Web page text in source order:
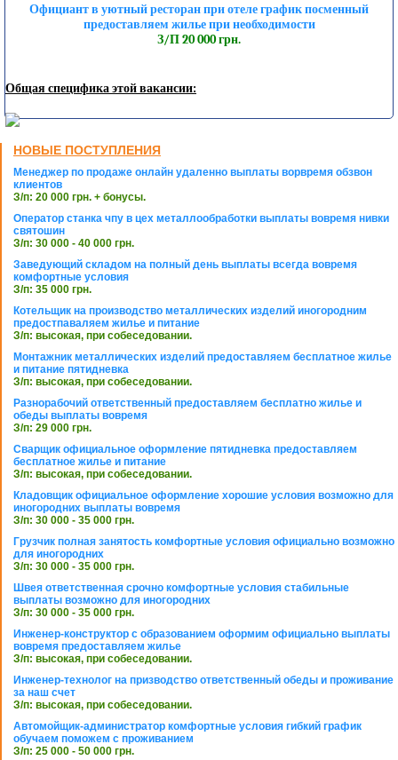
Официант в уютный ресторан при отеле график посменный
предоставляем жилье при необходимости
З/П 20 000 грн.
Общая специфика этой вакансии:
НОВЫЕ ПОСТУПЛЕНИЯ
Менеджер по продаже онлайн удаленно выплаты ворвремя обзвон
клиентов
З/п: 20 000 грн. + бонусы.
Оператор станка чпу в цех металлообработки выплаты вовремя нивки
святошин
З/п: 30 000 - 40 000 грн.
Заведующий складом на полный день выплаты всегда вовремя
комфортные условия
З/п: 35 000 грн.
Котельщик на производство металлических изделий иногородним
предостпаваляем жилье и питание
З/п: высокая, при собеседовании.
Монтажник металлических изделий предоставляем бесплатное жилье
и питание пятидневка
З/п: высокая, при собеседовании.
Разнорабочий ответственный предоставляем бесплатно жилье и
обеды выплаты вовремя
З/п: 29 000 грн.
Сварщик официальное оформление пятидневка предоставляем
бесплатное жилье и питание
З/п: высокая, при собеседовании.
Кладовщик официальное оформление хорошие условия возможно для
иногородних выплаты вовремя
З/п: 30 000 - 35 000 грн.
Грузчик полная занятость комфортные условия официально возможно
для иногородних
З/п: 30 000 - 35 000 грн.
Швея ответственная срочно комфортные условия стабильные
выплаты возможно для иногородних
З/п: 30 000 - 35 000 грн.
Инженер-конструктор с образованием оформим официально выплаты
вовремя предоставляем жилье
З/п: высокая, при собеседовании.
Инженер-технолог на призводство ответственный обеды и проживание
за наш счет
З/п: высокая, при собеседовании.
Автомойщик-администратор комфортные условия гибкий график
обучаем поможем с проживанием
З/п: 25 000 - 50 000 грн.